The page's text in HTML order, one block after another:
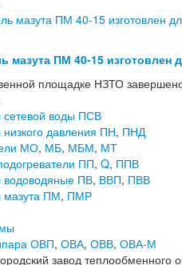
мазута ПМ 40-15 изготовлен
площадке НЗТО
сетевой воды ПСВ
низкого давления ПН, ПНД
МО, МБ, МБМ, МТ
ПП, Q, ППВ
водоводяные ПВ, ВВП, ПВВ
мазута ПМ, ПМР
ОВП, ОВА, ОВВ, ОВА-М
завод теплообменного